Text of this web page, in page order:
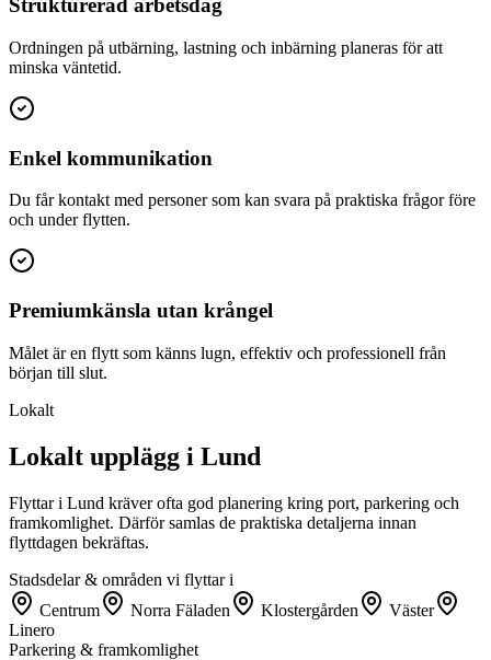
Strukturerad arbetsdag
Ordningen på utbärning, lastning och inbärning planeras för att
minska väntetid.
Enkel kommunikation
Du får kontakt med personer som kan svara på praktiska frågor före
och under flytten.
Premiumkänsla utan krångel
Målet är en flytt som känns lugn, effektiv och professionell från
början till slut.
Lokalt
Lokalt upplägg i Lund
Flyttar i Lund kräver ofta god planering kring port, parkering och
framkomlighet. Därför samlas de praktiska detaljerna innan
flyttdagen bekräftas.
Stadsdelar & områden vi flyttar i
Centrum
Norra Fäladen Klostergården
Väster
Linero
Parkering & framkomlighet